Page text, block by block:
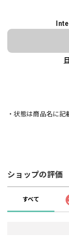
・状態は商品名に記
ショップの評価
すべて